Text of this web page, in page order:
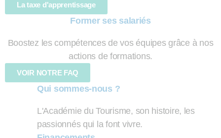
La taxe d'apprentissage
Former ses salariés
Boostez les compétences de vos équipes grâce à nos
actions de formations.
VOIR NOTRE FAQ
Qui sommes-nous ?
L'Académie du Tourisme, son histoire, les
passionnés qui la font vivre.